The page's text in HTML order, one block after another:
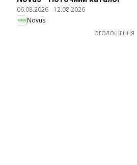
06.08.2026- 12.08.2026
Novus
ОГОЛОШЕННЯ